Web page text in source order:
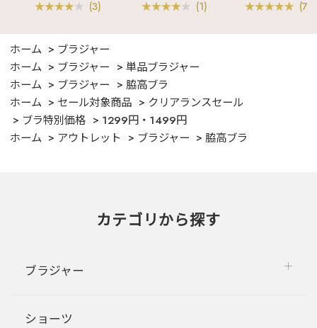
(3) (1)
ホーム
ブラジャー
ホーム
ブラジャー
単品ブラジャー
ホーム
ブラジャー
脇高ブラ
ホーム
セール対象商品
クリアランスセール
ブラ特別価格
1299円・1499円
ホーム
アウトレット ブラジャー 脇高ブラ
カテゴリから探す
ブラジャー
ショーツ